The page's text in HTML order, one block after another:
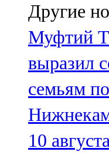
Другие
Муфтий
выразил
семьям
10